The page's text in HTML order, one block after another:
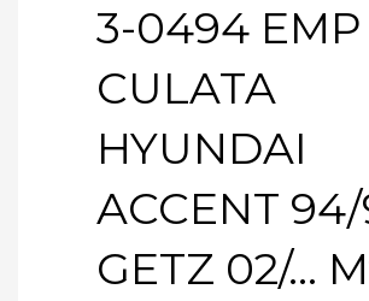
3-0494 EMP
CULATA
HYUNDAI
ACCENT
GETZ 02/…